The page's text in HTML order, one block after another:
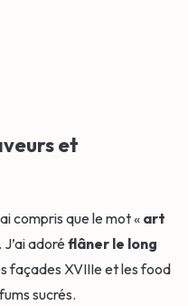
et
compris que le mot «art
J’ai adoréflâner le long
façades XVIIIe et les food
sucrés.